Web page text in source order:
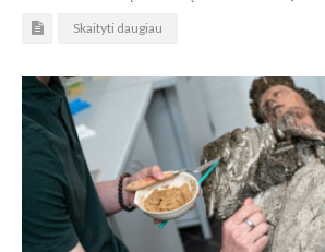
Skaityti daugiau